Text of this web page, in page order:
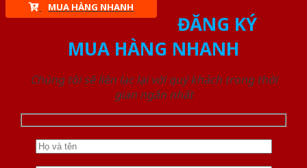
MUA HÀNG NHANH
ĐĂNG KÝ
MUA HÀNG NHANH
Chúng tôi sẽ liên lạc lại với quý khách trong thời
gian ngắn nhất